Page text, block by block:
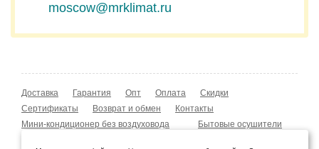
moscow@mrklimat.ru
Доставка Гарантия Опт Оплата
Скидки
Сертификаты
Возврат и обмен
Контакты
Мини-кондиционер без воздуховода
Бытовые осушители